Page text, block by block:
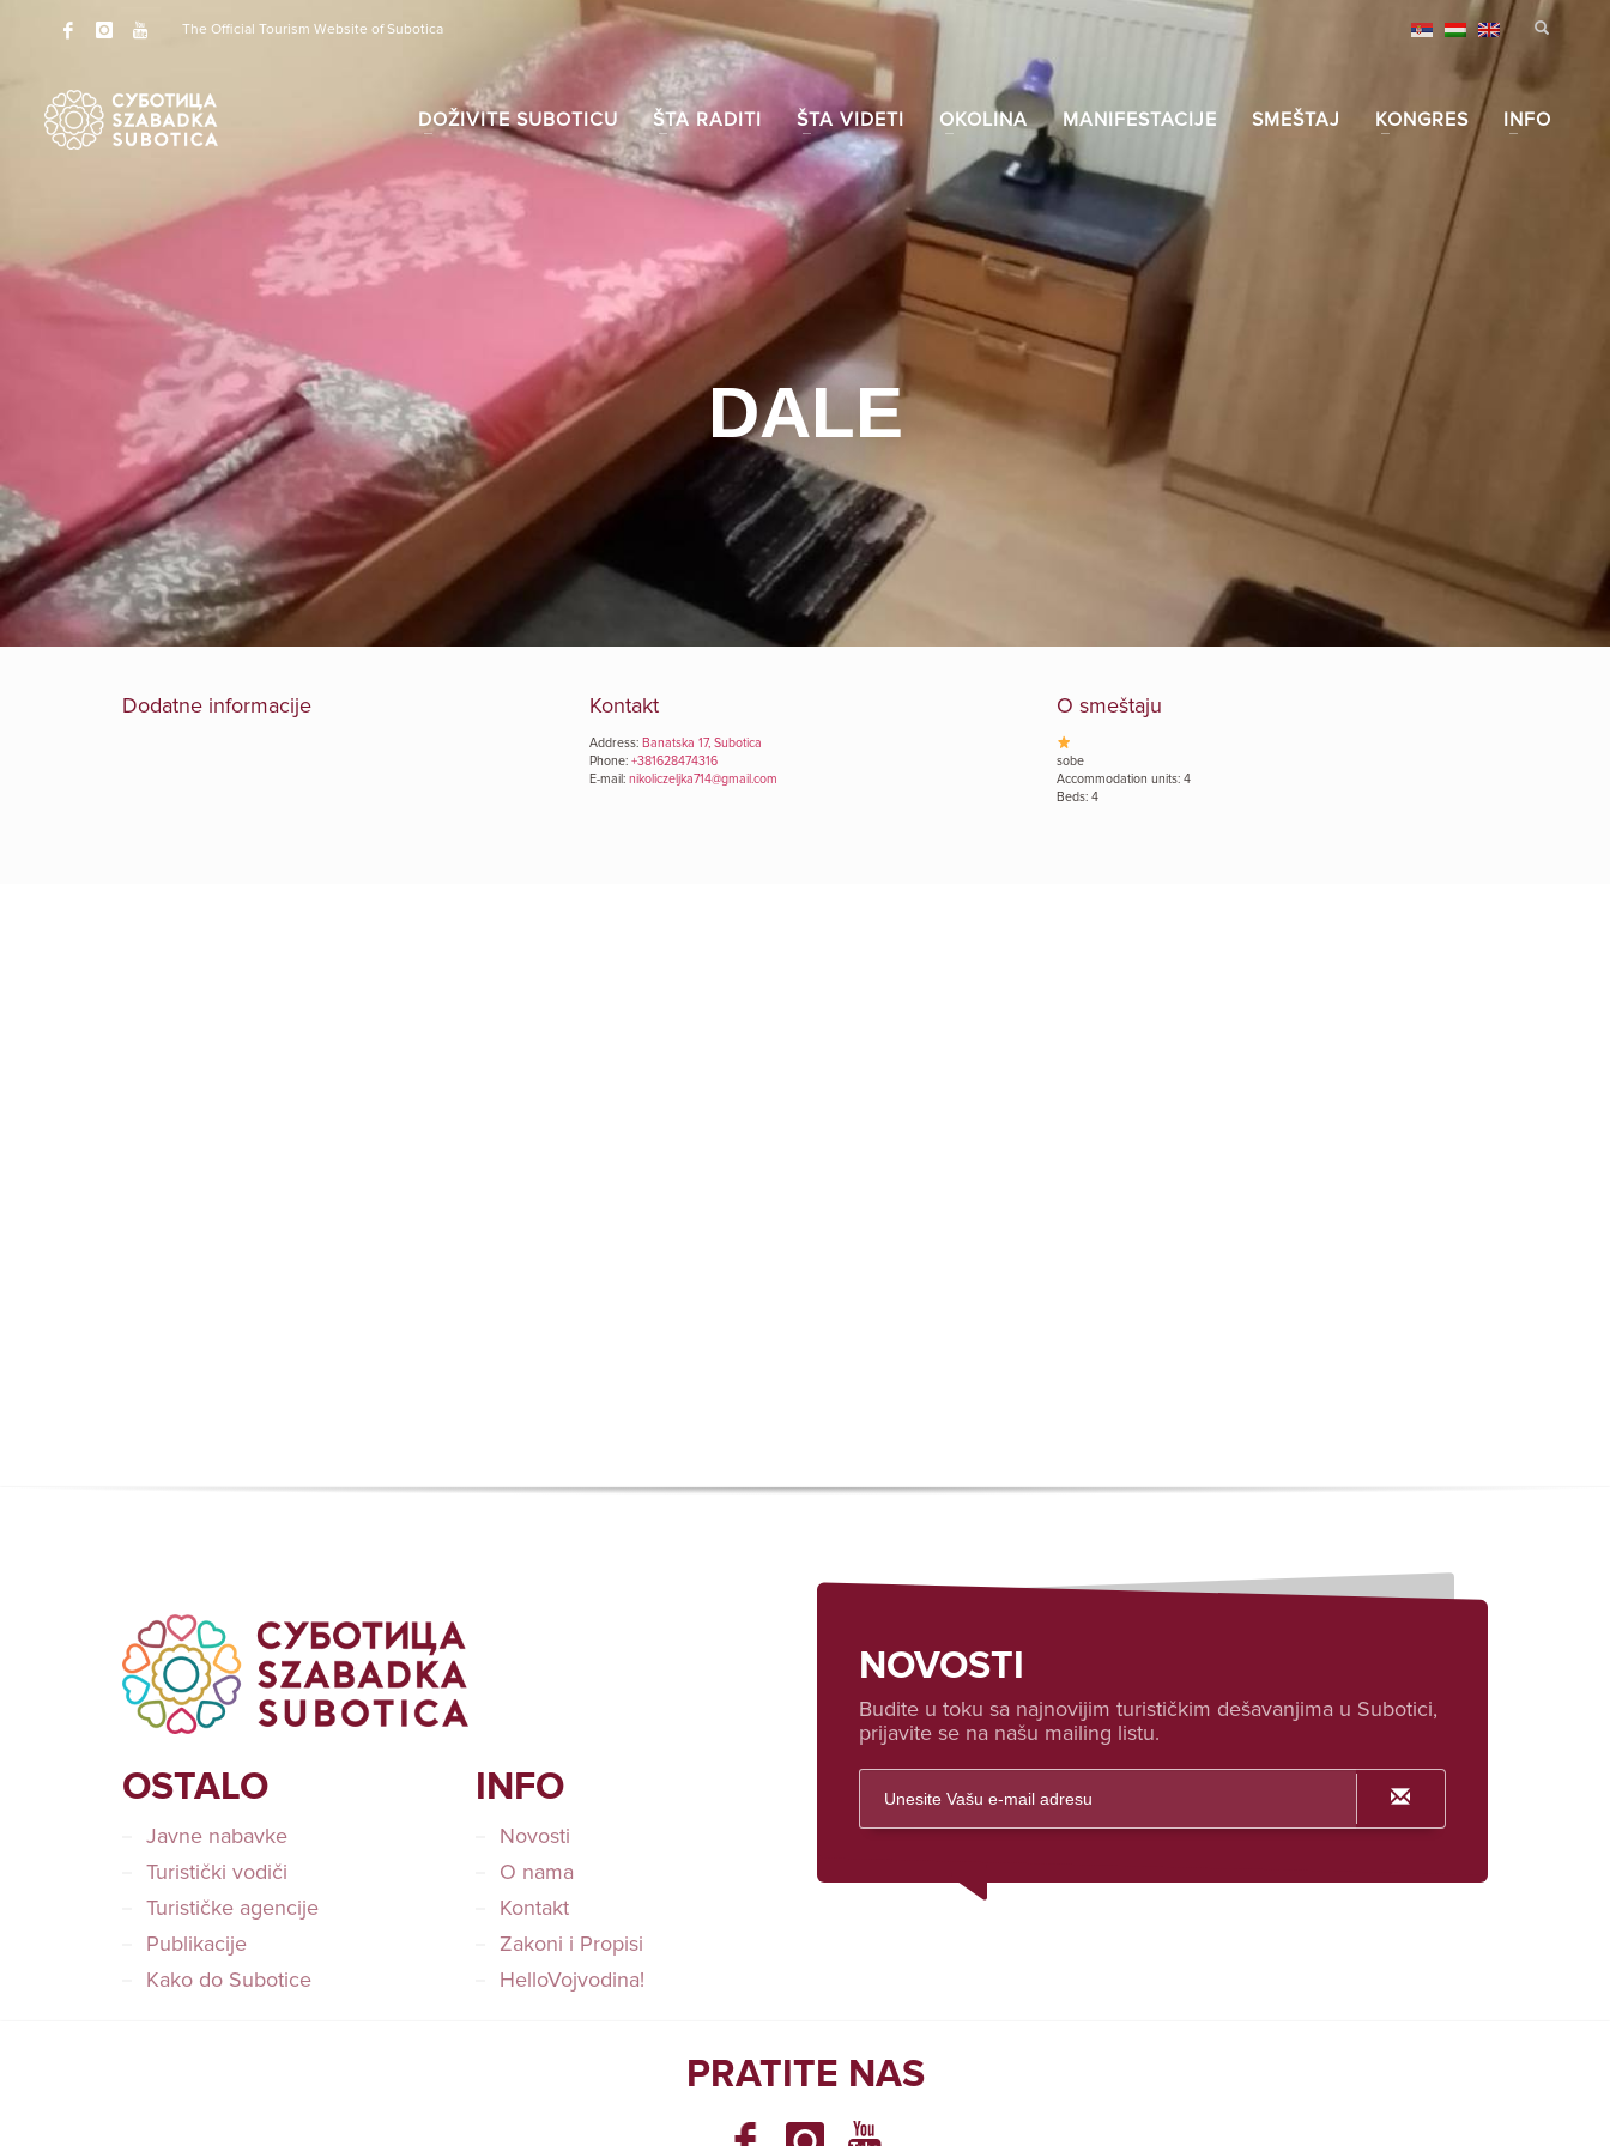
The Official Tourism Website of Subotica
DOŽIVITE SUBOTICU ŠTA RADITI ŠTA VIDETI OKOLINA MANIFESTACIJE SMEŠTAJ KONGRES INFO
DALE
Dodatne informacije Kontakt
Address: Banatska 17, Subotica
Phone: +381628474316
E-mail: nikoliczeljka714@gmail.com
O smeštaju
sobe
Accommodation units: 4
Beds: 4
OSTALO
Javne nabavke
Turistički vodiči
Turističke agencije
Publikacije
Kako do Subotice
INFO
Novosti
O nama
Kontakt
Zakoni i Propisi
HelloVojvodina!
NOVOSTI
Budite u toku sa najnovijim turističkim dešavanjima u Subotici,
prijavite se na našu mailing listu.
PRATITE NAS